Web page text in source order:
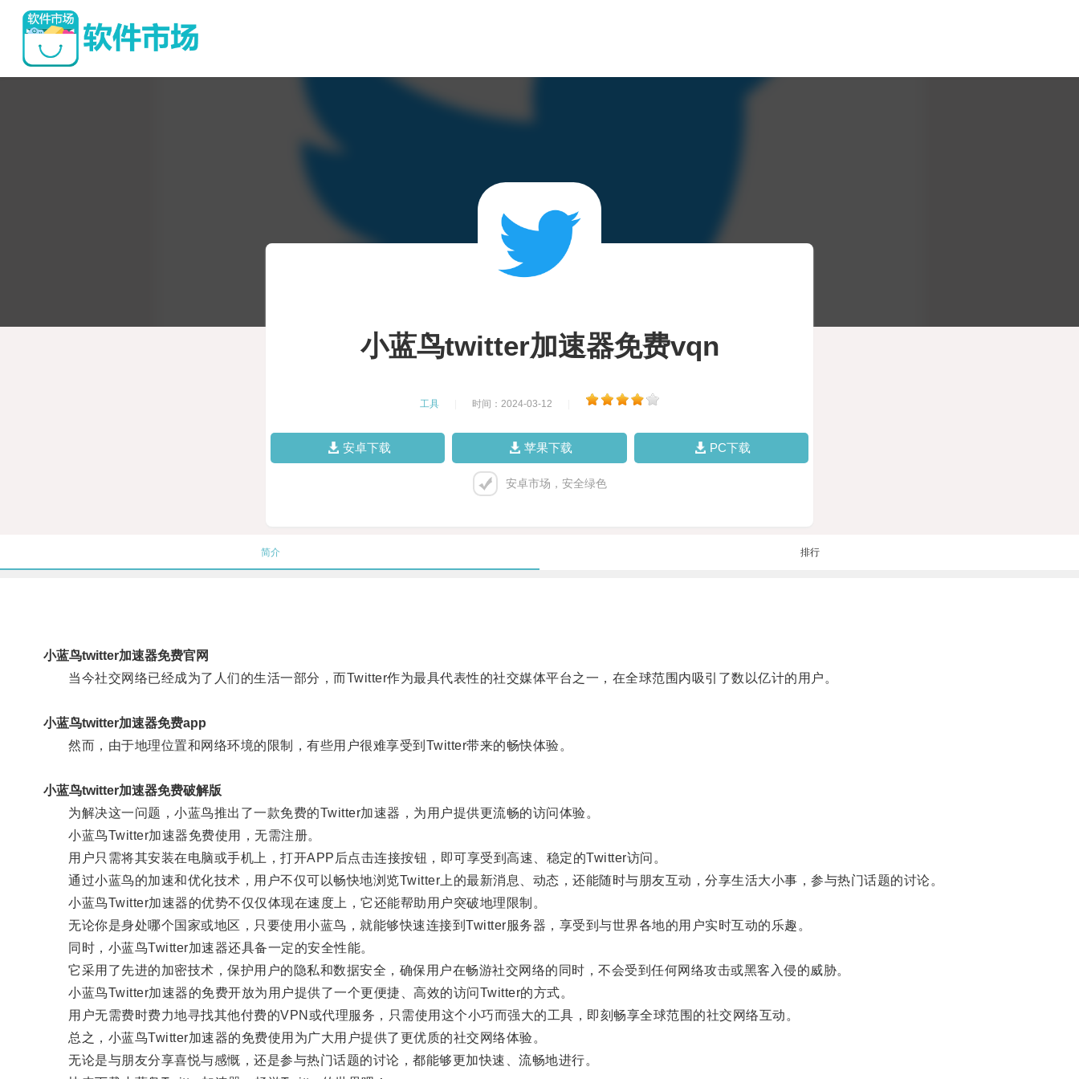
小蓝鸟twitter加速器免费vqn
工具 时间：2024-03-12
安卓下载 苹果下载 PC下载
安卓市场，安全绿色
简介 排行
小蓝鸟twitter加速器免费官网
当今社交网络已经成为了人们的生活一部分，而Twitter作为最具代表性的社交媒体平台之一，在全球范围内吸引了数以亿计的用户。
小蓝鸟twitter加速器免费app
然而，由于地理位置和网络环境的限制，有些用户很难享受到Twitter带来的畅快体验。
小蓝鸟twitter加速器免费破解版
为解决这一问题，小蓝鸟推出了一款免费的Twitter加速器，为用户提供更流畅的访问体验。
小蓝鸟Twitter加速器免费使用，无需注册。
用户只需将其安装在电脑或手机上，打开APP后点击连接按钮，即可享受到高速、稳定的Twitter访问。
通过小蓝鸟的加速和优化技术，用户不仅可以畅快地浏览Twitter上的最新消息、动态，还能随时与朋友互动，分享生活大小事，参与热门话题的讨论。
小蓝鸟Twitter加速器的优势不仅仅体现在速度上，它还能帮助用户突破地理限制。
无论你是身处哪个国家或地区，只要使用小蓝鸟，就能够快速连接到Twitter服务器，享受到与世界各地的用户实时互动的乐趣。
同时，小蓝鸟Twitter加速器还具备一定的安全性能。
它采用了先进的加密技术，保护用户的隐私和数据安全，确保用户在畅游社交网络的同时，不会受到任何网络攻击或黑客入侵的威胁。
小蓝鸟Twitter加速器的免费开放为用户提供了一个更便捷、高效的访问Twitter的方式。
用户无需费时费力地寻找其他付费的VPN或代理服务，只需使用这个小巧而强大的工具，即刻畅享全球范围的社交网络互动。
总之，小蓝鸟Twitter加速器的免费使用为广大用户提供了更优质的社交网络体验。
无论是与朋友分享喜悦与感慨，还是参与热门话题的讨论，都能够更加快速、流畅地进行。